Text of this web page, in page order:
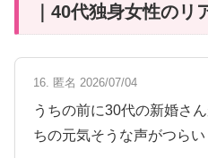
｜40代独身女性のリ
16. 匿名 2026/07/04
うちの前に30代の新婚さ
ちの元気そうな声がつらい